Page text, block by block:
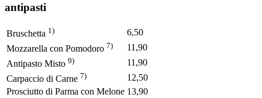
antipasti
Bruschetta 1)
6,50
Mozzarella con Pomodoro 7)
11,90
Antipasto Misto 9)
11,90
Carpaccio di Carne 7)
12,50
Prosciutto di Parma con Melone 13,90